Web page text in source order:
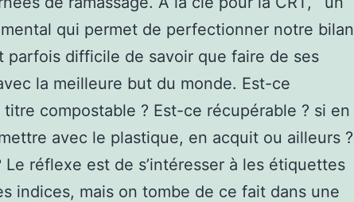
qui permet de perfectionner notre bilan
parfois difficile de savoir que faire de ses
la meilleure but du monde. Est-ce
compostable ? Est-ce récupérable ? si en
avec le plastique, en acquit ou ailleurs ?
Le réflexe est de s’intéresser à les étiquettes
indices, mais on tombe de ce fait dans une